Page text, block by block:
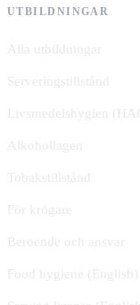
UTBILDNINGAR
Alla utbildningar
Serveringstillstånd
Livsmedelshygien
Alkohollagen
Tobakstillstånd
För krögare
Beroende och ansvar
Food hygiene (English)